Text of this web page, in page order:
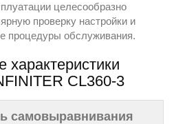
целесообразно
проверку настройки и
процедуры обслуживания.
характеристики
CL360-3
самовыравнивания